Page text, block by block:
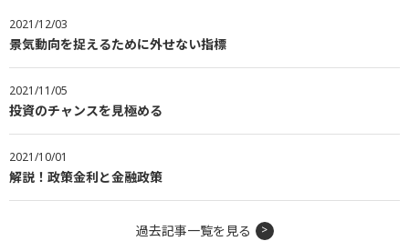
2021/12/03
景気動向を捉えるために外せない指標
2021/11/05
投資のチャンスを見極める
2021/10/01
解説！政策金利と金融政策
過去記事一覧を見る